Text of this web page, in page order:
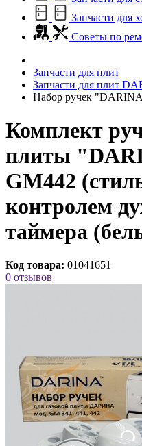
Запчасти для
Советы по
Запчасти для плит
Запчасти для плит
Набор ручек
Комплект
плиты
GM442
контролем
таймера
Код товара: 01041651
0 отзывов